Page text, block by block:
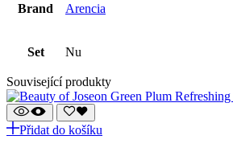
Brand Arencia
Set Nu
Související produkty
Přidat do košíku